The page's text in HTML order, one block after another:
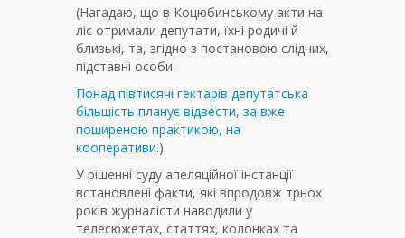
(Нагадаю, що в Коцюбинському акти на
ліс отримали депутати, їхні родичі й
близькі, та, згідно з постановою слідчих,
підставні особи.
Понад півтисячі гектарів депутатська
більшість планує відвести, за вже
поширеною практикою, на
кооперативи.)
У рішенні суду апеляційної інстанції
встановлені факти, які впродовж трьох
років журналісти наводили у
телесюжетах, статтях, колонках та